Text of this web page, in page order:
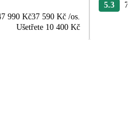
990 Kč37 590 Kč /os.
Ušetřete 10 400 Kč
5.3